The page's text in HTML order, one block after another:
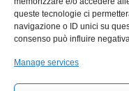
queste tecnologie ci
navigazione o ID unici su
consenso può influire
Manage services
Articoli Recenti
Nuove regole sul
per gli studi
triennio 2023 2025